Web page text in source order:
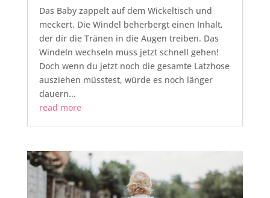
Das Baby zappelt auf dem Wickeltisch und
meckert. Die Windel beherbergt einen Inhalt,
der dir die Tränen in die Augen treiben. Das
Windeln wechseln muss jetzt schnell gehen!
Doch wenn du jetzt noch die gesamte Latzhose
ausziehen müsstest, würde es noch länger
dauern...
read more